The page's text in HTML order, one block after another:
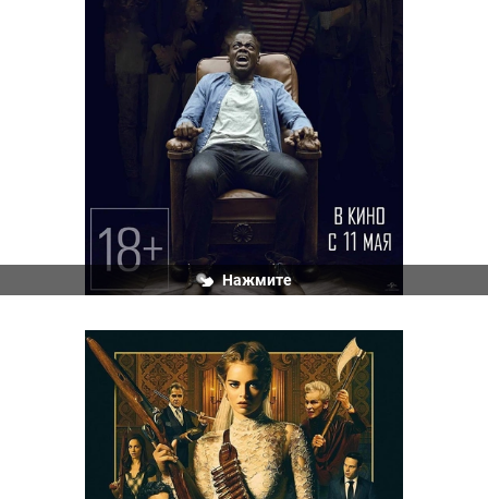
Нажмите